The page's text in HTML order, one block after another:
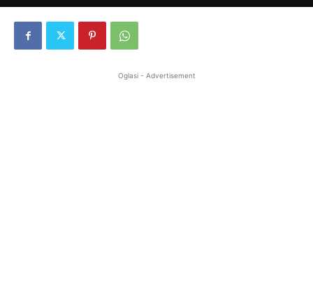
Oglasi - Advertisement